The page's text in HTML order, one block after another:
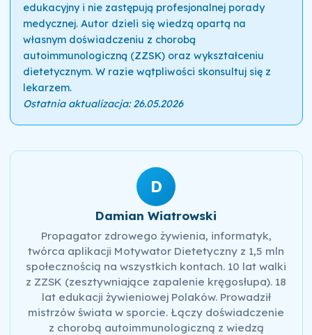
edukacyjny i nie zastępują profesjonalnej porady
medycznej. Autor dzieli się wiedzą opartą na
własnym doświadczeniu z chorobą
autoimmunologiczną (ZZSK) oraz wykształceniu
dietetycznym. W razie wątpliwości skonsultuj się z
lekarzem.
Ostatnia aktualizacja: 26.05.2026
D
Damian Wiatrowski
Propagator zdrowego żywienia, informatyk,
twórca aplikacji Motywator Dietetyczny z 1,5 mln
społecznością na wszystkich kontach. 10 lat walki
z ZZSK (zesztywniające zapalenie kręgosłupa). 18
lat edukacji żywieniowej Polaków. Prowadził
mistrzów świata w sporcie. Łączy doświadczenie
z chorobą autoimmunologiczną z wiedzą